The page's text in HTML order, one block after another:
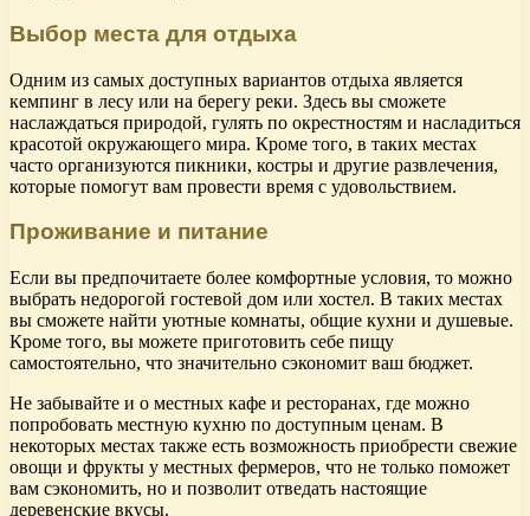
Выбор места для отдыха
Одним из самых доступных вариантов отдыха является
кемпинг в лесу или на берегу реки. Здесь вы сможете
наслаждаться природой, гулять по окрестностям и насладиться
красотой окружающего мира. Кроме того, в таких местах
часто организуются пикники, костры и другие развлечения,
которые помогут вам провести время с удовольствием.
Проживание и питание
Если вы предпочитаете более комфортные условия, то можно
выбрать недорогой гостевой дом или хостел. В таких местах
вы сможете найти уютные комнаты, общие кухни и душевые.
Кроме того, вы можете приготовить себе пищу
самостоятельно, что значительно сэкономит ваш бюджет.
Не забывайте и о местных кафе и ресторанах, где можно
попробовать местную кухню по доступным ценам. В
некоторых местах также есть возможность приобрести свежие
овощи и фрукты у местных фермеров, что не только поможет
вам сэкономить, но и позволит отведать настоящие
деревенские вкусы.